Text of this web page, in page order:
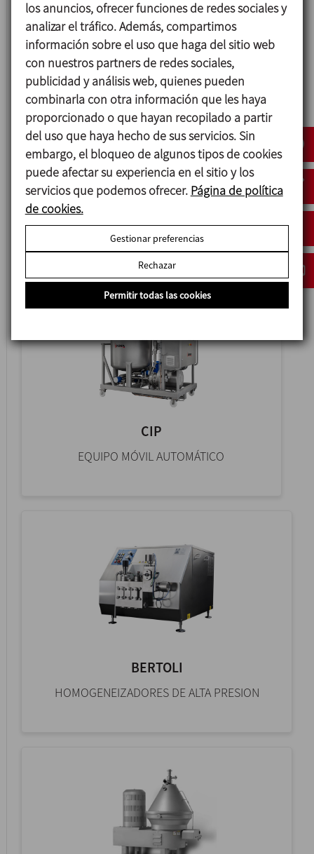
CIP
CIP
EQUIPO MÓVIL AUTOMÁTICO
BERTOLI
HOMOGENEIZADORES DE ALTA PRESION
los anuncios, ofrecer funciones de redes sociales y
analizar el tráfico. Además, compartimos
información sobre el uso que haga del sitio web
con nuestros partners de redes sociales,
publicidad y análisis web, quienes pueden
combinarla con otra información que les haya
proporcionado o que hayan recopilado a partir
del uso que haya hecho de sus servicios. Sin
embargo, el bloqueo de algunos tipos de cookies
puede afectar su experiencia en el sitio y los
servicios que podemos ofrecer. Página de política
de cookies.
Gestionar preferencias
Rechazar
Permitir todas las cookies